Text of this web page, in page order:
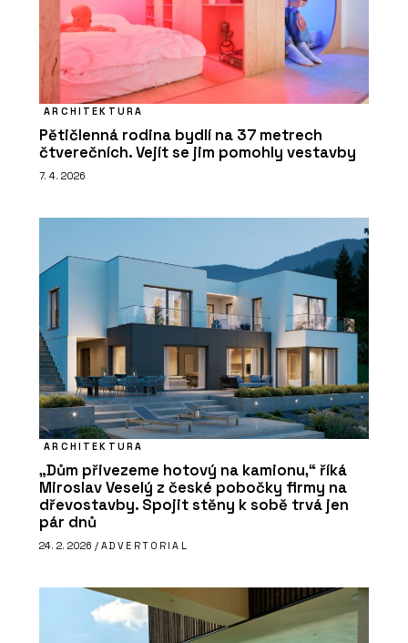
ARCHITEKTURA
Pětičlenná rodina bydlí na 37 metrech
čtverečních. Vejít se jim pomohly vestavby
7. 4. 2026
ARCHITEKTURA
„Dům přivezeme hotový na kamionu,“ říká
Miroslav Veselý z české pobočky firmy na
dřevostavby. Spojit stěny k sobě trvá jen
pár dnů
24. 2. 2026 / ADVERTORIAL